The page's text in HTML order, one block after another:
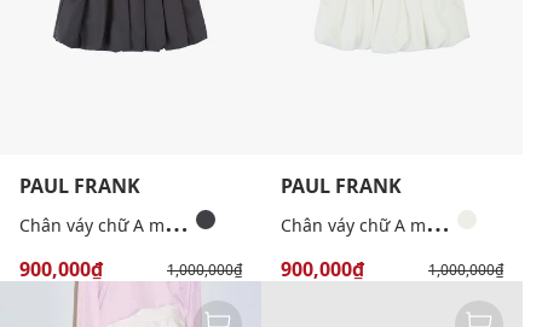
PAUL FRANK
C
hân váy chữ A mini dáng phồng
900,000₫ 1,000,000₫
PAUL FRANK
C
hân váy chữ A mini dáng phồng
900,000₫ 1,000,000₫